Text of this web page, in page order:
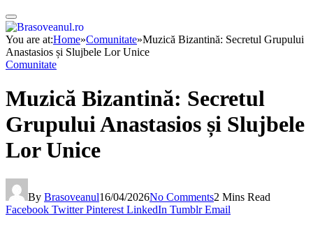
You are at:Home»Comunitate»Muzică Bizantină: Secretul Grupului
Anastasios și Slujbele Lor Unice
Comunitate
Muzică Bizantină: Secretul
Grupului Anastasios și Slujbele
Lor Unice
By Brasoveanul16/04/2026No Comments2 Mins Read
Facebook Twitter Pinterest LinkedIn Tumblr Email